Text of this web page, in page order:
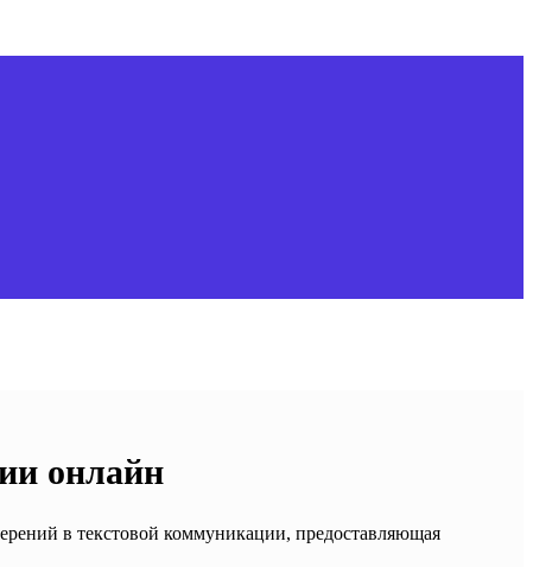
онлайн
в текстовой коммуникации, предоставляющая